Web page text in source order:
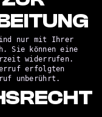
nur mit Ihrer
Sie können eine
widerrufen.
erfolgten
unberührt.